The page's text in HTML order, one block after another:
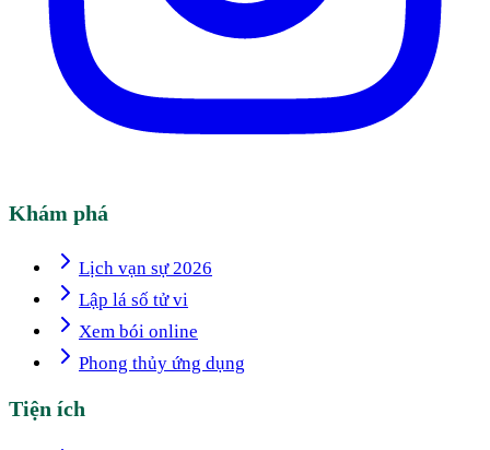
Khám phá
Lịch vạn sự 2026
Lập lá số tử vi
Xem bói online
Phong thủy ứng dụng
Tiện ích